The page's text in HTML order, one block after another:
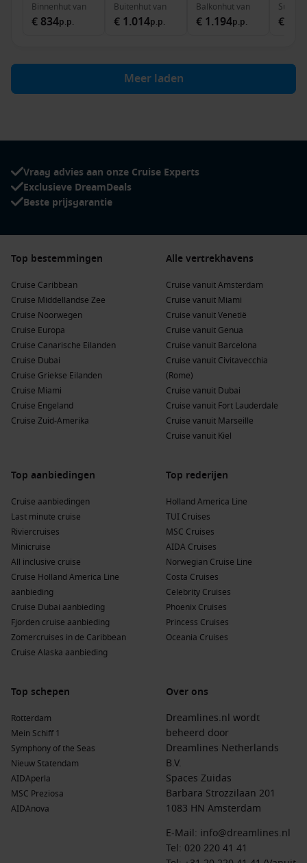
Binnenhutvan
€ 834p.p.
Buitenhutvan
€ 1.014p.p.
Balkonhutvan
€ 1.194p.p.
Suite
€
Meer laden
Vraag advies aan onze Cruise Experts
Exclusieve DreamDeals
Beste prijsgarantie
Top bestemmingen
Cruise Caribbean
Cruise Middellandse Zee
Cruise Noorwegen
Cruise Europa
Cruise Canarische Eilanden
Cruise Dubai
Cruise Griekse Eilanden
Cruise Miami
Cruise Engeland
Cruise Zuid-Amerika
Alle vertrekhavens
Cruise vanuit Amsterdam
Cruise vanuit Miami
Cruise vanuit Venetië
Cruise vanuit Genua
Cruise vanuit Barcelona
Cruise vanuit Civitavecchia
(Rome)
Cruise vanuit Dubai
Cruise vanuit Fort Lauderdale
Cruise vanuit Marseille
Cruise vanuit Kiel
Top aanbiedingen
Cruise aanbiedingen
Last minute cruise
Riviercruises
Minicruise
All inclusive cruise
Cruise Holland America Line
aanbieding
Cruise Dubai aanbieding
Fjorden cruise aanbieding
Zomercruises in de Caribbean
Cruise Alaska aanbieding
Top rederijen
Holland America Line
TUI Cruises
MSC Cruises
AIDA Cruises
Norwegian Cruise Line
Costa Cruises
Celebrity Cruises
Phoenix Cruises
Princess Cruises
Oceania Cruises
Top schepen
Rotterdam
Mein Schiff 1
Symphony of the Seas
Nieuw Statendam
AIDAperla
MSC Preziosa
AIDAnova
Over ons
Dreamlines.nl wordt
beheerd door
Dreamlines Netherlands
B.V.
Spaces Zuidas
Barbara Strozzilaan 201
1083 HN Amsterdam
E-Mail: info@dreamlines.nl
Tel: 020 220 41 41